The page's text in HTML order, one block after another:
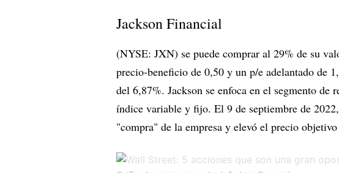
Jackson Financial
(NYSE: JXN) se puede comprar al 29% de su
precio-beneficio de 0,50 y un p/e adelantado de
del 6,87%. Jackson se enfoca en el segmento de
índice variable y fijo. El 9 de septiembre de
"compra" de la empresa y elevó el precio